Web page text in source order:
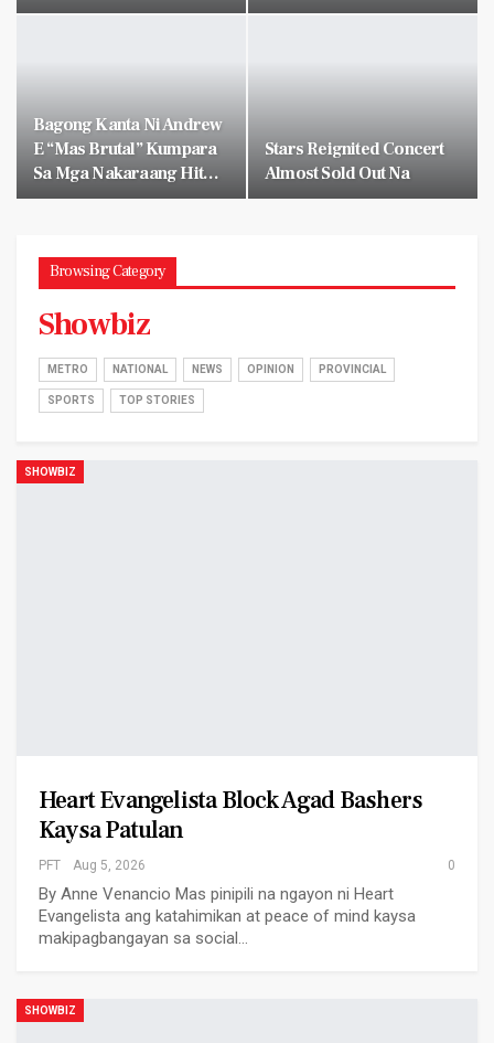
Bagong Kanta Ni Andrew
E “mas Brutal” Kumpara
Sa Mga Nakaraang Hit…
Stars Reignited Concert
Almost Sold Out Na
Browsing Category
Showbiz
METRO NATIONAL NEWS OPINION PROVINCIAL
SPORTS TOP STORIES
SHOWBIZ
Heart Evangelista Block Agad Bashers
Kaysa Patulan
PFT Aug 5, 2026 0
By Anne Venancio Mas pinipili na ngayon ni Heart
Evangelista ang katahimikan at peace of mind kaysa
makipagbangayan sa social…
SHOWBIZ